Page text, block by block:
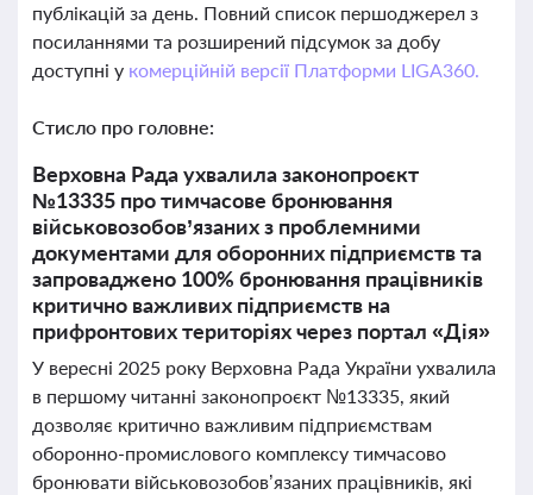
публікацій за день. Повний список першоджерел з
посиланнями та розширений підсумок за добу
доступні у комерційній версії Платформи LIGA360.
Стисло про головне:
Верховна Рада ухвалила законопроєкт
№13335 про тимчасове бронювання
військовозобов’язаних з проблемними
документами для оборонних підприємств та
запроваджено 100% бронювання працівників
критично важливих підприємств на
прифронтових територіях через портал «Дія»
У вересні 2025 року Верховна Рада України ухвалила
в першому читанні законопроєкт №13335, який
дозволяє критично важливим підприємствам
оборонно-промислового комплексу тимчасово
бронювати військовозобов’язаних працівників, які